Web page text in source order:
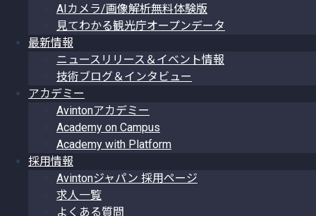
AIカメラ/画像解析無料体験版
見てわかる観光庁オープンデータ
最新情報
ニュースリリース＆イベント情報
技術ブログ＆インタビュー
アカデミー
Avintonアカデミー
Academy on Campus
Academy with Platform
採用情報
Avintonジャパン 採用ページ
求人一覧
よくある質問